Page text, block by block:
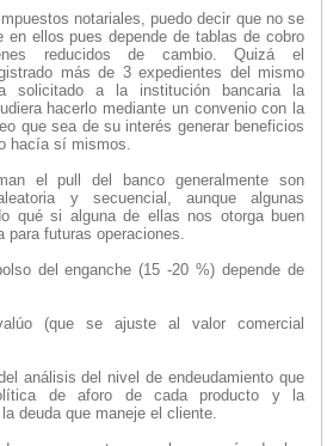
notariales, puedo decir que no se
en ellos pues depende de tablas de cobro
reducidos de cambio. Quizá el
más de 3 expedientes del mismo
solicitado a la institución bancaria la
hacerlo mediante un convenio con la
que sea de su interés generar beneficios
hacía sí mismos.
el pull del banco generalmente son
y secuencial, aunque algunas
qué si alguna de ellas nos otorga buen
futuras operaciones.
del enganche (15 -20 %) depende de
(que se ajuste al valor comercial
análisis del nivel de endeudamiento que
de aforo de cada producto y la
deuda que maneje el cliente.